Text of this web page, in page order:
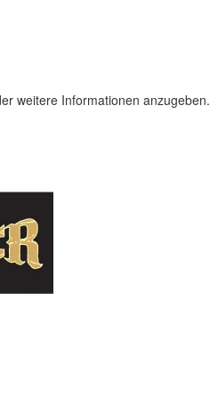
weitere Informationen anzugeben.